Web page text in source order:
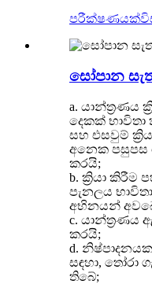
පරීක්ෂණයක්
සෝපාන
a. යාන්ත්‍රණය
දෙකක්
සහ එසවුම්
අනෙක
කරයි;
b. ක්‍රියා කිරීම
පැනලය
අභිනයන්
c. යාන්ත්‍රණය
කරයි;
d.
සඳහා, තෝරා
තිබේ;